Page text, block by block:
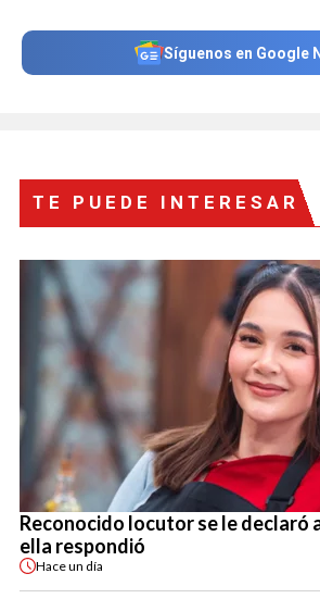
Síguenos en Google
TE PUEDE INTERESAR
Reconocido locutor se le declaró
ella respondió
Haceun día